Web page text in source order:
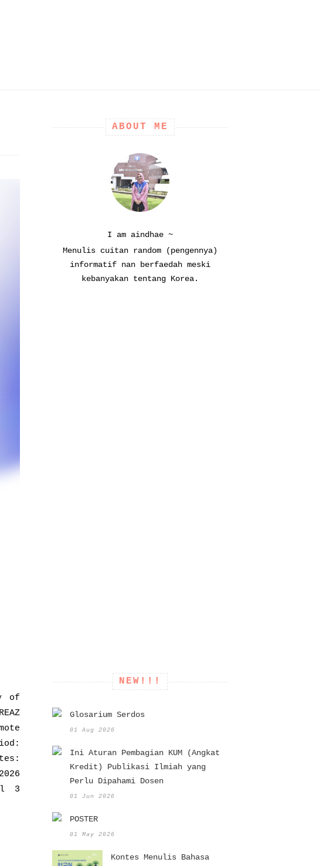
of
3
ABOUT ME
I am aindhae ~
Menulis cuitan random (pengennya)
informatif nan berfaedah meski
kebanyakan tentang Korea.
NEW!!!
Glosarium Serdos
01 Aug 2026
Ini Aturan Pembagian KUM (Angkat
Kredit) Publikasi Ilmiah yang
Perlu Dipahami Dosen
01 Jun 2026
POSTER
01 May 2026
Kontes Menulis Bahasa